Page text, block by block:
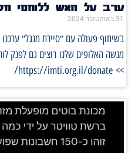
ערב על האש ללוחמי
31 באוקטובר 2024
בשיתוף פעולה עם ״סיירת מנגל״
מנשה האלופים שלנו רוצים גם לפנק
>> https://imti.org.il/donate/